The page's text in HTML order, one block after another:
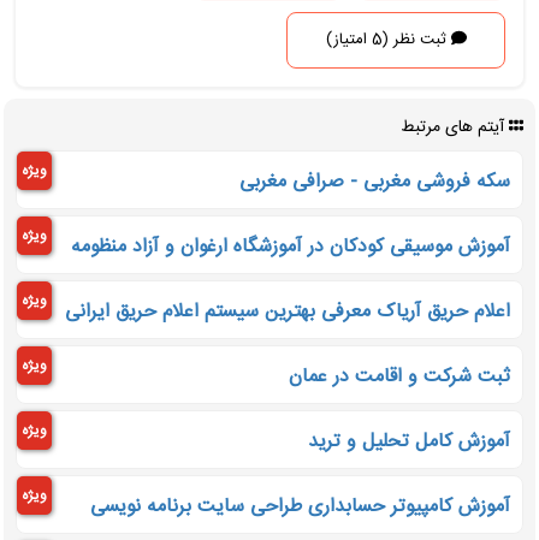
ثبت نظر (5 امتیاز)
آیتم های مرتبط
سکه فروشی مغربی - صرافی مغربی ویژه
آموزش موسیقی کودکان در آموزشگاه ارغوان و آزاد منظومه ویژه
اعلام حریق آریاک معرفی بهترین سیستم اعلام حریق ایرانی ویژه
ثبت شرکت و اقامت در عمان ویژه
آموزش کامل تحلیل و ترید ویژه
آموزش کامپیوتر حسابداری طراحی سایت برنامه نویسی ویژه